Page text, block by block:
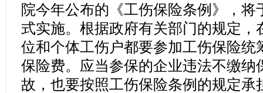
院今年公布的《工伤保险条例》，
式实施。根据政府有关部门的规定，
位和个体工伤户都要参加工伤保险统
保险费。应当参保的企业违法不缴纳
故，也要按照工伤保险条例的规定承